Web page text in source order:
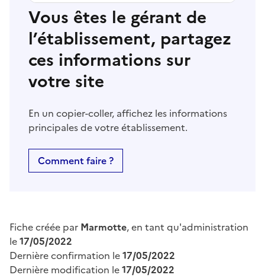
Vous êtes le gérant de
l’établissement, partagez
ces informations sur
votre site
En un copier-coller, affichez les informations
principales de votre établissement.
Comment faire ?
Fiche créée par Marmotte, en tant qu'administration
le17/05/2022
Dernière confirmation le17/05/2022
Dernière modification le17/05/2022